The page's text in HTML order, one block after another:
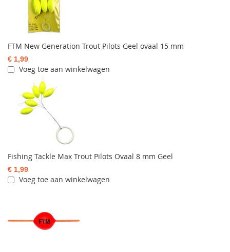
FTM New Generation Trout Pilots Geel ovaal 15 mm
€ 1,99
Voeg toe aan winkelwagen
Fishing Tackle Max Trout Pilots Ovaal 8 mm Geel
€ 1,99
Voeg toe aan winkelwagen